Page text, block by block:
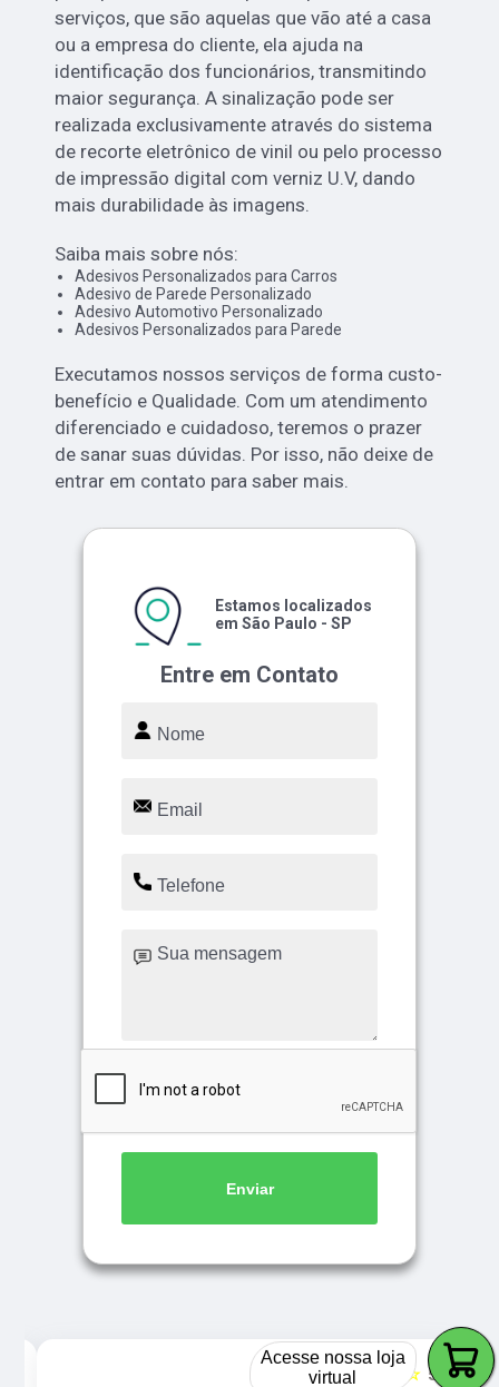
serviços, que são aquelas que vão até a casa
ou a empresa do cliente, ela ajuda na
identificação dos funcionários, transmitindo
maior segurança. A sinalização pode ser
realizada exclusivamente através do sistema
de recorte eletrônico de vinil ou pelo processo
de impressão digital com verniz U.V, dando
mais durabilidade às imagens.
Saiba mais sobre nós:
Adesivos Personalizados para Carros
Adesivo de Parede Personalizado
Adesivo Automotivo Personalizado
Adesivos Personalizados para Parede
Executamos nossos serviços de forma custo-
benefício e Qualidade. Com um atendimento
diferenciado e cuidadoso, teremos o prazer
de sanar suas dúvidas. Por isso, não deixe de
entrar em contato para saber mais.
Entre em Contato
Estamos localizados
em São Paulo - SP
Enviar
5
☆☆☆☆☆
Acesse nossa loja
virtual